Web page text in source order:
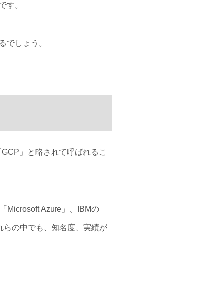
す。
でしょう。
」と略されて呼ばれるこ
Microsoft Azure」、IBMの
の中でも、知名度、実績が